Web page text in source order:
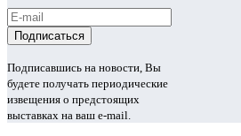
Подписавшись на новости, Вы
будете получать периодические
извещения о предстоящих
выставках на ваш e-mail.